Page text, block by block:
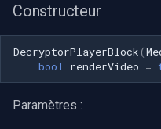
Constructeur
DecryptorPlayerBlock (
bool
renderVideo =
Paramètres :